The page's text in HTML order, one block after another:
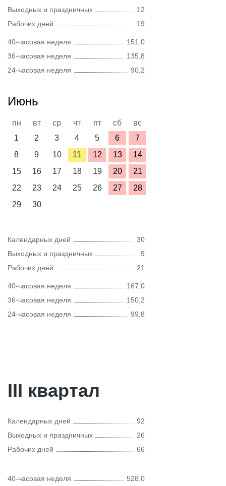
Выходных и праздничных
12
Рабочих дней
19
40-часовая неделя
151,0
36-часовая неделя
135,8
24-часовая неделя
90,2
Июнь
пн вт ср чт пт сб
вс
1
2 3 4 5 6
7
8
9 10 11 12 13
14
15
16 17 18 19 20
21
22
23 24 25 26 27
28
29
30
Календарных дней
30
Выходных и праздничных
9
Рабочих дней
21
40-часовая неделя
167,0
36-часовая неделя
150,2
24-часовая неделя
99,8
III квартал
Календарных дней
92
Выходных и праздничных
26
Рабочих дней
66
40-часовая неделя 528,0